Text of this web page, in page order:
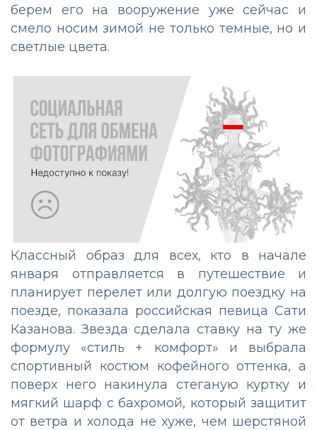
берем его на вооружение уже сейчас и
смело носим зимой не только темные, но и
светлые цвета.
Классный образ для всех, кто в начале
января отправляется в путешествие и
планирует перелет или долгую поездку на
поезде, показала российская певица Сати
Казанова. Звезда сделала ставку на ту же
формулу «стиль + комфорт» и выбрала
спортивный костюм кофейного оттенка, а
поверх него накинула стеганую куртку и
мягкий шарф с бахромой, который защитит
от ветра и холода не хуже, чем шерстяной